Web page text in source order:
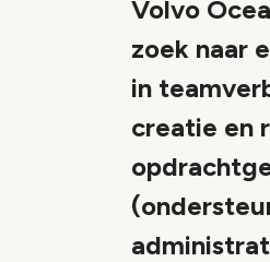
Volvo
zoek naar
in
creatie en